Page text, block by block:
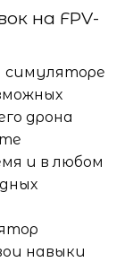
на FPV-
симуляторе
дрона
и в любом
навыки